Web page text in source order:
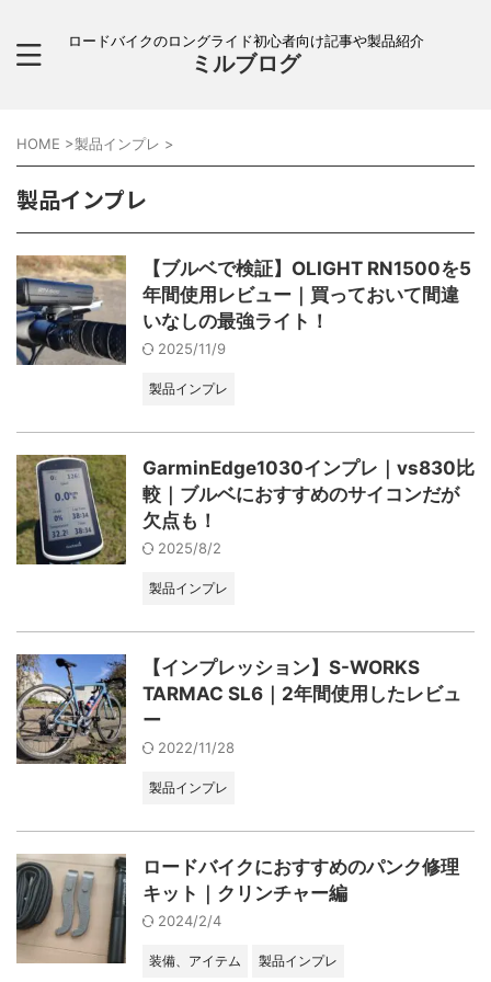
ロードバイクのロングライド初心者向け記事や製品紹介
ミルブログ
HOME >製品インプレ >
製品インプレ
【ブルベで検証】OLIGHT RN1500を5
年間使用レビュー｜買っておいて間違
いなしの最強ライト！
2025/11/9
製品インプレ
GarminEdge1030インプレ｜vs830比
較｜ブルベにおすすめのサイコンだが
欠点も！
2025/8/2
製品インプレ
【インプレッション】S-WORKS
TARMAC SL6｜2年間使用したレビュ
ー
2022/11/28
製品インプレ
ロードバイクにおすすめのパンク修理
キット｜クリンチャー編
2024/2/4
装備、アイテム 製品インプレ